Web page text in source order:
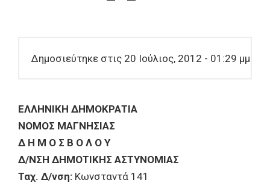
Δημοσιεύτηκε στις 20 Ιούλιος, 2012 - 01:29 μμ
ΕΛΛΗΝΙΚΗ ΔΗΜΟΚΡΑΤΙΑ
ΝΟΜΟΣ ΜΑΓΝΗΣΙΑΣ
Δ Η Μ Ο Σ Β Ο Λ Ο Υ
Δ/ΝΣΗ ΔΗΜΟΤΙΚΗΣ ΑΣΤΥΝΟΜΙΑΣ
Ταχ. Δ/νση: Κωνσταντά 141